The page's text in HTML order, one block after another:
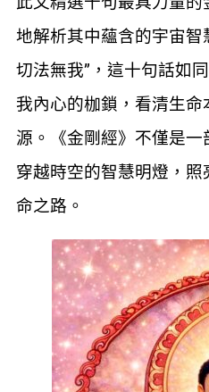
此文精選十句最具力量
地解析其中蘊含的宇宙智
切法無我”，這十句話如
我內心的枷鎖，看清生
源。《金剛經》不僅是
穿越時空的智慧明燈，
命之路。